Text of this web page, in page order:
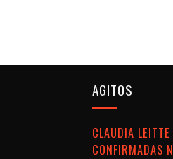
AGITOS
CLAUDIA
CONFIRMADAS